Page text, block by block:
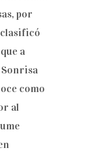
por
clasificó
a
como
al